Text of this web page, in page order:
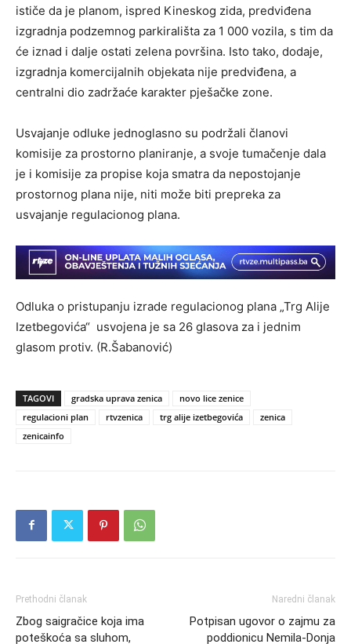
ističe da je planom, ispred Kineskog zida, predviđena
izgradnja podzemnog parkirališta za 1 000 vozila, s tim da
će iznad i dalje ostati zelena površina. Isto tako, dodaje,
izgradnja komercijalnih objekata nije predviđena, a
centralni dio zadržaće karakter pješačke zone.
Usvajanje odluke jednoglasno su podržali članovi
komisije za prostorno planiranje, a svoje tumačenje dala
je i komisije za propise koja smatra da nepostojanje
prostornog plana nije, niti može biti prepreka za
usvajanje regulacionog plana.
Odluka o pristupanju izrade regulacionog plana „Trg Alije
Izetbegovića“ usvojena je sa 26 glasova za i jednim
glasom protiv. (R.Šabanović)
TAGOVI gradska uprava zenica
novo lice zenice
regulacioni plan
rtvzenica trg alije izetbegovića
zenica
zenicainfo
Prethodni članak
Zbog saigračice koja ima
poteškoća sa sluhom,
Naredni članak
Potpisan ugovor o zajmu za
poddionicu Nemila-Donja